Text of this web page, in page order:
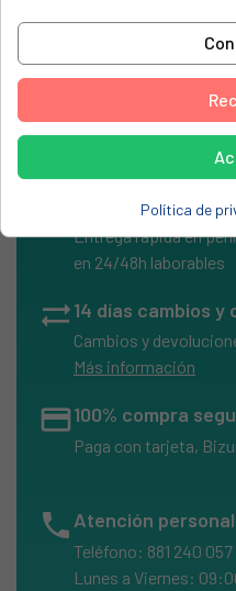
BALAY, 3HT516B-02
Envíos Express
Entrega rápida en
en 24/48h laborables
sync_alt14 días cambios y
Cambios y
Más información
credit_card100% compra
Paga con tarjeta,
phone Atención
Teléfono: 881 240 057
Lunes a Viernes:
Política de